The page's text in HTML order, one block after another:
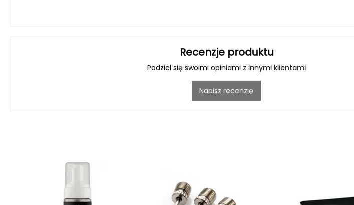
Recenzje produktu
Podziel się swoimi opiniami z innymi klientami
Napisz recenzję